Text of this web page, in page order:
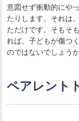
意図せず衝動的にや
たりします。それは
ただけです。そもそ
れば、子どもが傷つ
のではないでしょうか
ペアレント